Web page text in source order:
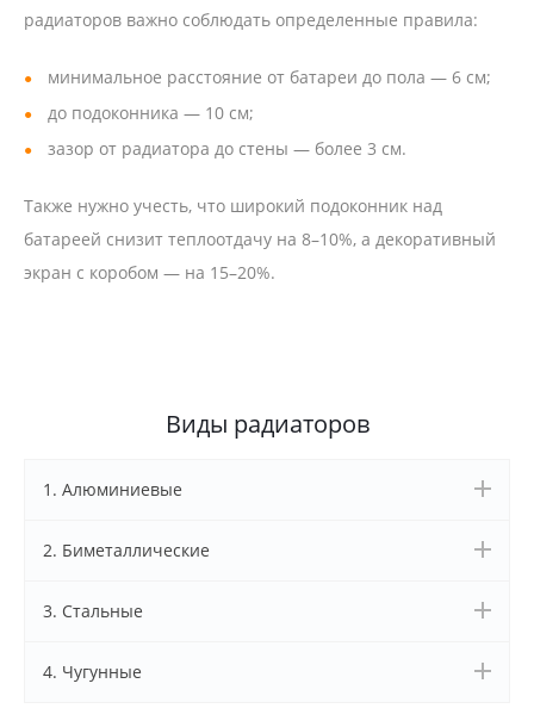
радиаторов важно соблюдать определенные правила:
минимальное расстояние от батареи до пола — 6 см;
до подоконника — 10 см;
зазор от радиатора до стены — более 3 см.
Также нужно учесть, что широкий подоконник над
батареей снизит теплоотдачу на 8–10%, а декоративный
экран с коробом — на 15–20%.
Виды радиаторов
1. Алюминиевые
2. Биметаллические
3. Стальные
4. Чугунные